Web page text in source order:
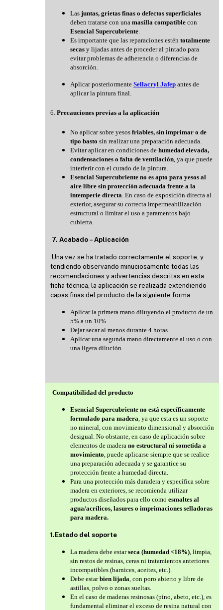
Las juntas, grietas finas o defectos superficiales
deben tratarse con una masilla compatible con
Esencial Supercubriente
Es importante que las reparaciones estén totalmente
secas y lijadas antes de proceder al pintado para
evitar problemas de adherencia o diferencias de
absorción.
Aplicar posteriormente Sellacryl Jafep antes de
aplicar la pintura final.
6. Precauciones previas a la aplicación
No aplicar sobre yesos friables, sin imprimar o de
tipo basto sin realizar una preparación adecuada.
Evitar aplicar en condiciones de humedad elevada,
condensaciones o falta de ventilación, ya que puede
interferir con el curado de la pintura.
Esencial Supercubriente no es apto para yesos al
aire libre sin protección adecuada frente a la
intemperie directa. En caso de exposición directa al
exterior, asegurar su correcta impermeabilización
estructural o limitar el uso a paramentos bajo
cubierta.
7. Acabado – Aplicación
Una vez se ha tratado correctamente el soporte, y
tendiendo observando minuciosamente todas las
recomendaciones y advertencias descritas en esta
ficha técnica, la aplicación se realizada extendiendo
capas finas del producto de la siguiente forma :
Aplicar la primera mano diluyendo el producto de un
5% a un 10% .
Dejar secar al menos durante 4 horas.
Aplicar una segunda mano directamente al uso o con
una ligera dilución.
Compatibilidad del producto
Esencial Supercubriente no está específicamente
formulado para madera , ya que esta es un soporte
no mineral, con movimiento dimensional y absorción
desigual. No obstante, en caso de aplicación sobre
elementos de madera no estructural ni sometida a
movimiento , puede aplicarse siempre que se realice
una preparación adecuada y se garantice su
protección frente a humedad directa.
Para una protección más duradera y específica sobre
madera en exteriores, se recomienda utilizar
productos diseñados para ello como esmaltes al
agua/acrílicos, lasures o imprimaciones selladoras
para madera.
1.Estado del soporte
La madera debe estarseca (humedad <18%) , limpia,
sin restos de resinas, ceras ni tratamientos anteriores
incompatibles (barnices, aceites, etc.).
Debe estarbien lijada , con poro abierto y libre de
astillas, polvo o zonas sueltas.
En el caso de maderas resinosas (pino, abeto, etc.), es
fundamental eliminar el exceso de resina natural con